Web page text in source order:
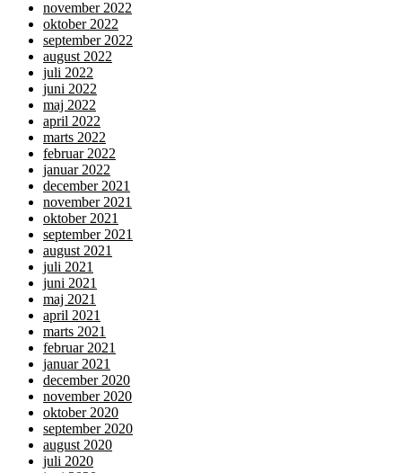
november 2022
oktober 2022
september 2022
august 2022
juli 2022
juni 2022
maj 2022
april 2022
marts 2022
februar 2022
januar 2022
december 2021
november 2021
oktober 2021
september 2021
august 2021
juli 2021
juni 2021
maj 2021
april 2021
marts 2021
februar 2021
januar 2021
december 2020
november 2020
oktober 2020
september 2020
august 2020
juli 2020